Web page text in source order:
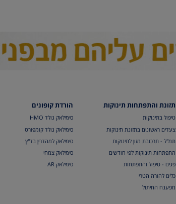
תזונת והתפתחות תינוקות
טיפול בתינוקות
צעדים ראשונים בתזונת תינוקות
תמ"ל - תרכובת מזון לתינוקות
התפתחות תינוקות לפי חודשים
פגים - טיפול והתפתחות
כלים להורה הטרי
מפענח החיתול
הורדת קופונים
סימילאק גולד HMO
סימילאק גולד קומפורט
סימילאק למהדרין בד"ץ
סימילאק צמחי
סימילאק AR